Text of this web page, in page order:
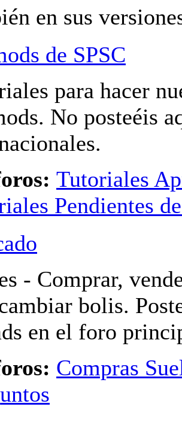
modificados. Para
en sus
de SPSC
para hacer
No posteéis
Pendientes de
- Comprar,
bolis.
en el foro